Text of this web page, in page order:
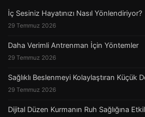
İç Sesiniz Hayatınızı Nasıl Yönlendiriyor?
29 Temmuz 2026
Daha Verimli Antrenman İçin Yöntemler
29 Temmuz 2026
Sağlıklı Beslenmeyi Kolaylaştıran Küçük
29 Temmuz 2026
Dijital Düzen Kurmanın Ruh Sağlığına